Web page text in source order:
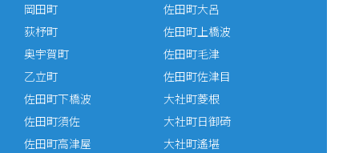
岡田町
荻杼町
奥宇賀町
乙立町
佐田町大呂
佐田町上橋波
佐田町毛津
佐田町佐津目
佐田町下橋波
佐田町須佐
佐田町高津屋
大社町菱根
大社町日御碕
大社町遙堪